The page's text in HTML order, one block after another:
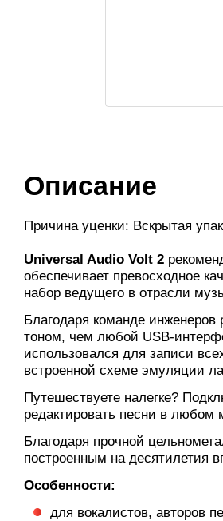
Описание
Причина уценки: Вскрытая
Universal Audio Volt 2
обеспечивает превосходное
набор ведущего в отрасли
Благодаря команде
тоном, чем любой USB-
использовался для записи
встроенной схеме эмуляции
Путешествуете налегке?
редактировать песни в любом
Благодаря прочной
построенным на десятилетия
Особенности:
для вокалистов, авторов